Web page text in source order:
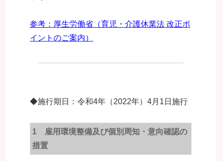
参考：厚生労働省（育児・介護休業法 改正ポ
イントのご案内）
◆施行期日：令和4年（2022年）4月1日施行
1 雇用環境整備及び個別周知・意向確認の
措置